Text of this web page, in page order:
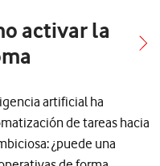
activar la
artificial ha
de tareas hacia
¿puede una